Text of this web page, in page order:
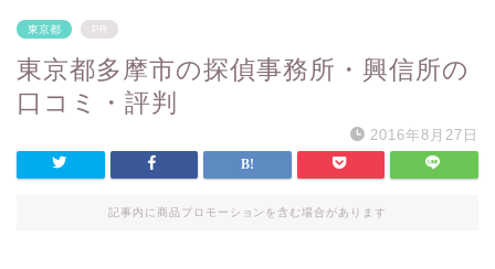
東京都 PR
東京都多摩市の探偵事務所・興信所の
口コミ・評判
2016年8月27日
記事内に商品プロモーションを含む場合があります